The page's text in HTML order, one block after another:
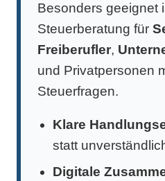
Besonders geeignet
Steuerberatung für
Freiberufler,
und Privatpersonen
Steuerfragen.
Klare
statt
Digitale